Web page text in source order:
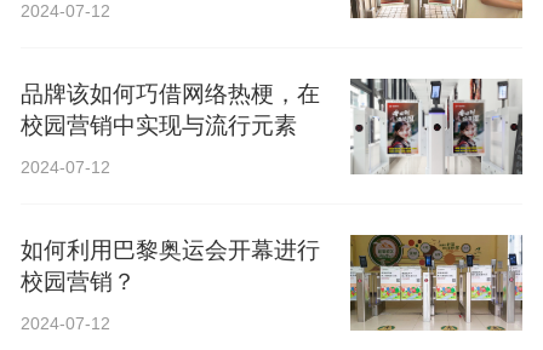
2024-07-12
品牌该如何巧借网络热梗，在
校园营销中实现与流行元素
2024-07-12
如何利用巴黎奥运会开幕进行
校园营销？
2024-07-12